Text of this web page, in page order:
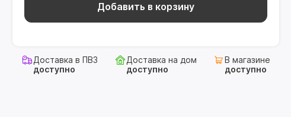
Добавить в корзину
Доставка в ПВЗ
доступно
Доставка на дом
доступно
В магазине
доступно